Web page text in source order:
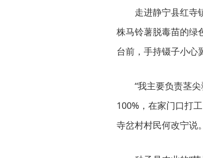
走进静宁县红寺
株马铃薯脱毒苗的绿
台前，手持镊子小
“我主要负责茎
100%，在家门口打
寺岔村村民何改宁说。